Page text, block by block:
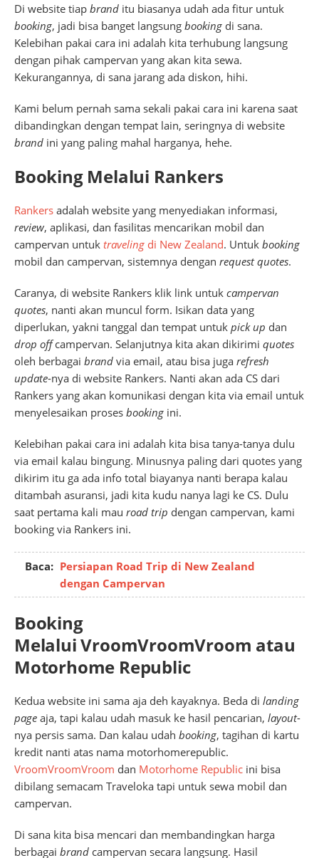
Di website tiap brand itu biasanya udah ada fitur untuk
booking, jadi bisa banget langsung booking di sana.
Kelebihan pakai cara ini adalah kita terhubung langsung
dengan pihak campervan yang akan kita sewa.
Kekurangannya, di sana jarang ada diskon, hihi.
Kami belum pernah sama sekali pakai cara ini karena saat
dibandingkan dengan tempat lain, seringnya di website
brand ini yang paling mahal harganya, hehe.
Booking Melalui Rankers
Rankers adalah website yang menyediakan informasi,
review, aplikasi, dan fasilitas mencarikan mobil dan
campervan untuk traveling di New Zealand. Untuk booking
mobil dan campervan, sistemnya dengan request quotes.
Caranya, di website Rankers klik link untuk campervan
quotes, nanti akan muncul form. Isikan data yang
diperlukan, yakni tanggal dan tempat untuk pick up dan
drop offcampervan. Selanjutnya kita akan dikirimi quotes
oleh berbagai brand via email, atau bisa juga refresh
update-nya di website Rankers. Nanti akan ada CS dari
Rankers yang akan komunikasi dengan kita via email untuk
menyelesaikan proses booking ini.
Kelebihan pakai cara ini adalah kita bisa tanya-tanya dulu
via email kalau bingung. Minusnya paling dari quotes yang
dikirim itu ga ada info total biayanya nanti berapa kalau
ditambah asuransi, jadi kita kudu nanya lagi ke CS. Dulu
saat pertama kali mau road trip dengan campervan, kami
booking via Rankers ini.
Baca: Persiapan Road Trip di New Zealand
dengan Campervan
Booking
Melalui VroomVroomVroom atau
Motorhome Republic
Kedua website ini sama aja deh kayaknya. Beda di landing
page aja, tapi kalau udah masuk ke hasil pencarian, layout-
nya persis sama. Dan kalau udah booking, tagihan di kartu
kredit nanti atas nama motorhomerepublic.
VroomVroomVroom dan Motorhome Republic ini bisa
dibilang semacam Traveloka tapi untuk sewa mobil dan
campervan.
Di sana kita bisa mencari dan membandingkan harga
berbagai brand campervan secara langsung. Hasil